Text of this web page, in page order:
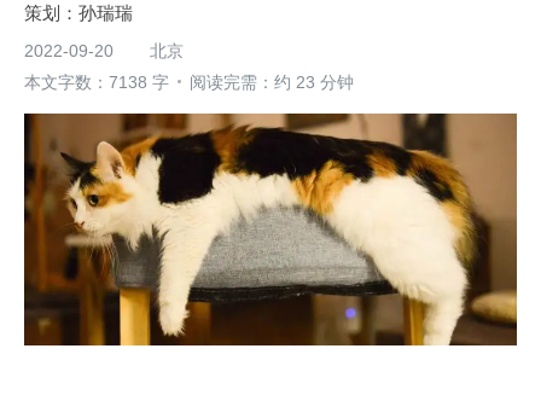
孙瑞瑞
2022-09-20
北京
本文字数：7138 字
阅读完需：约 23 分钟